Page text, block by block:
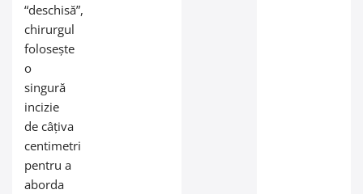
“deschisă”,
chirurgul
folosește
o
singură
incizie
de câțiva
centimetri
pentru a
aborda